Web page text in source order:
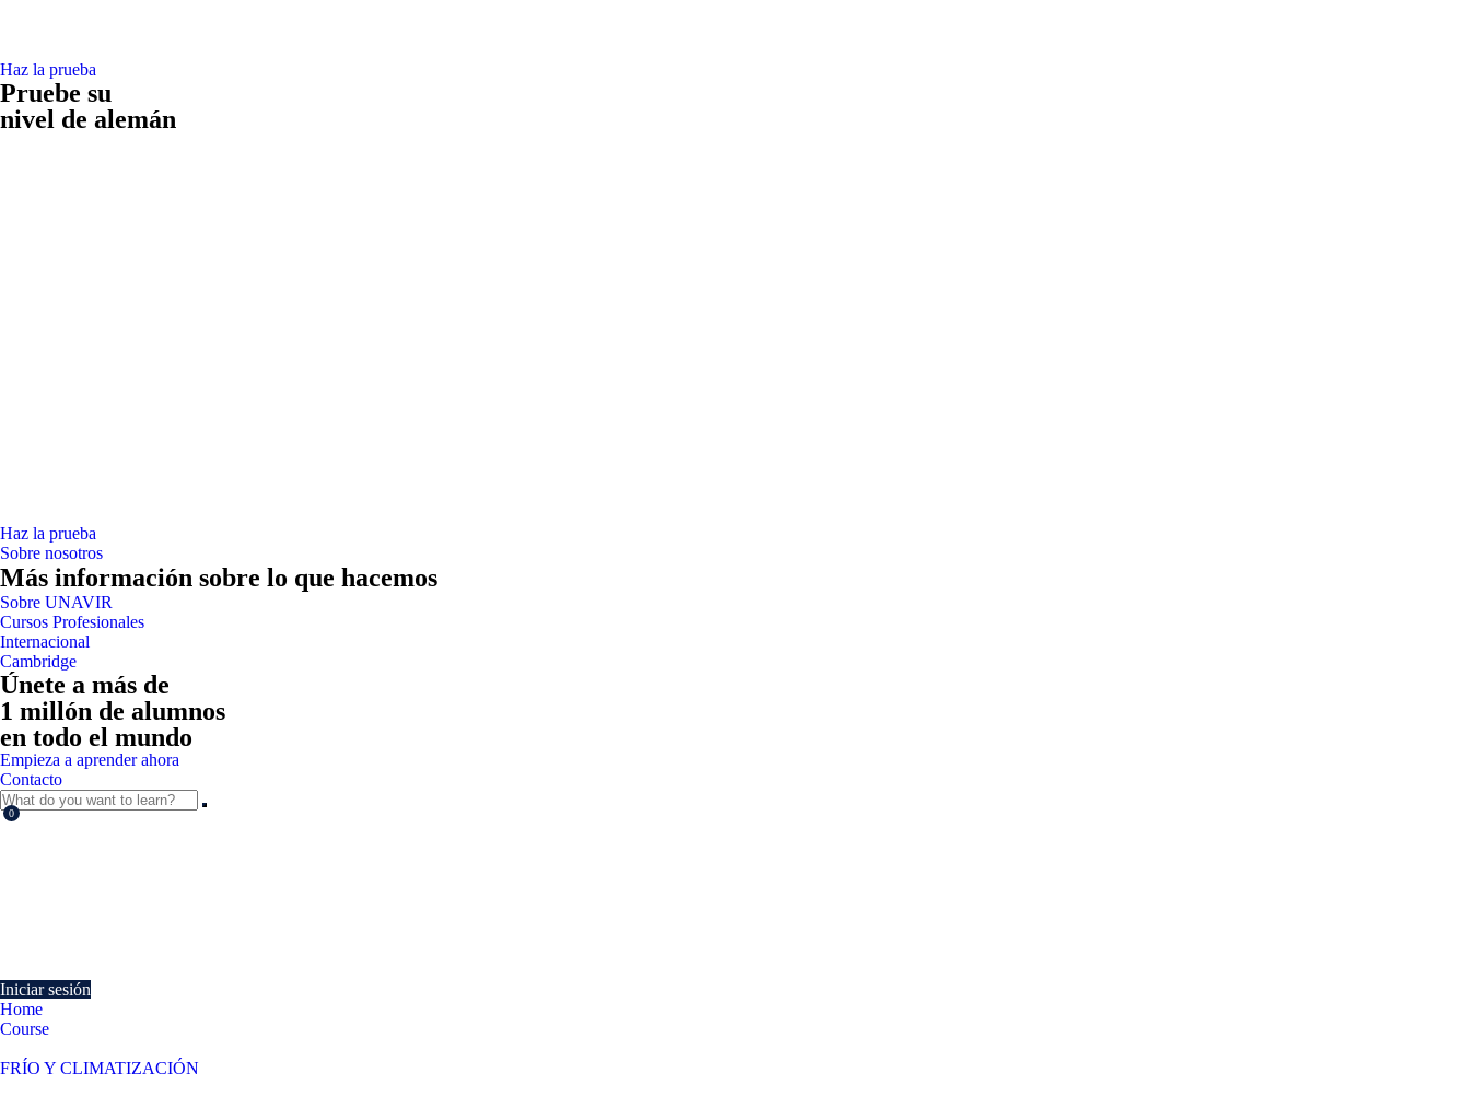
Haz la prueba
Pruebe su
nivel de alemán
Haz la prueba
Sobre nosotros
Más información sobre lo que hacemos
Sobre UNAVIR
Cursos Profesionales
Internacional
Cambridge
Únete a más de
1 millón de alumnos
en todo el mundo
Empieza a aprender ahora
Contacto
0
Iniciar sesión
Home
Course
FRÍO Y CLIMATIZACIÓN